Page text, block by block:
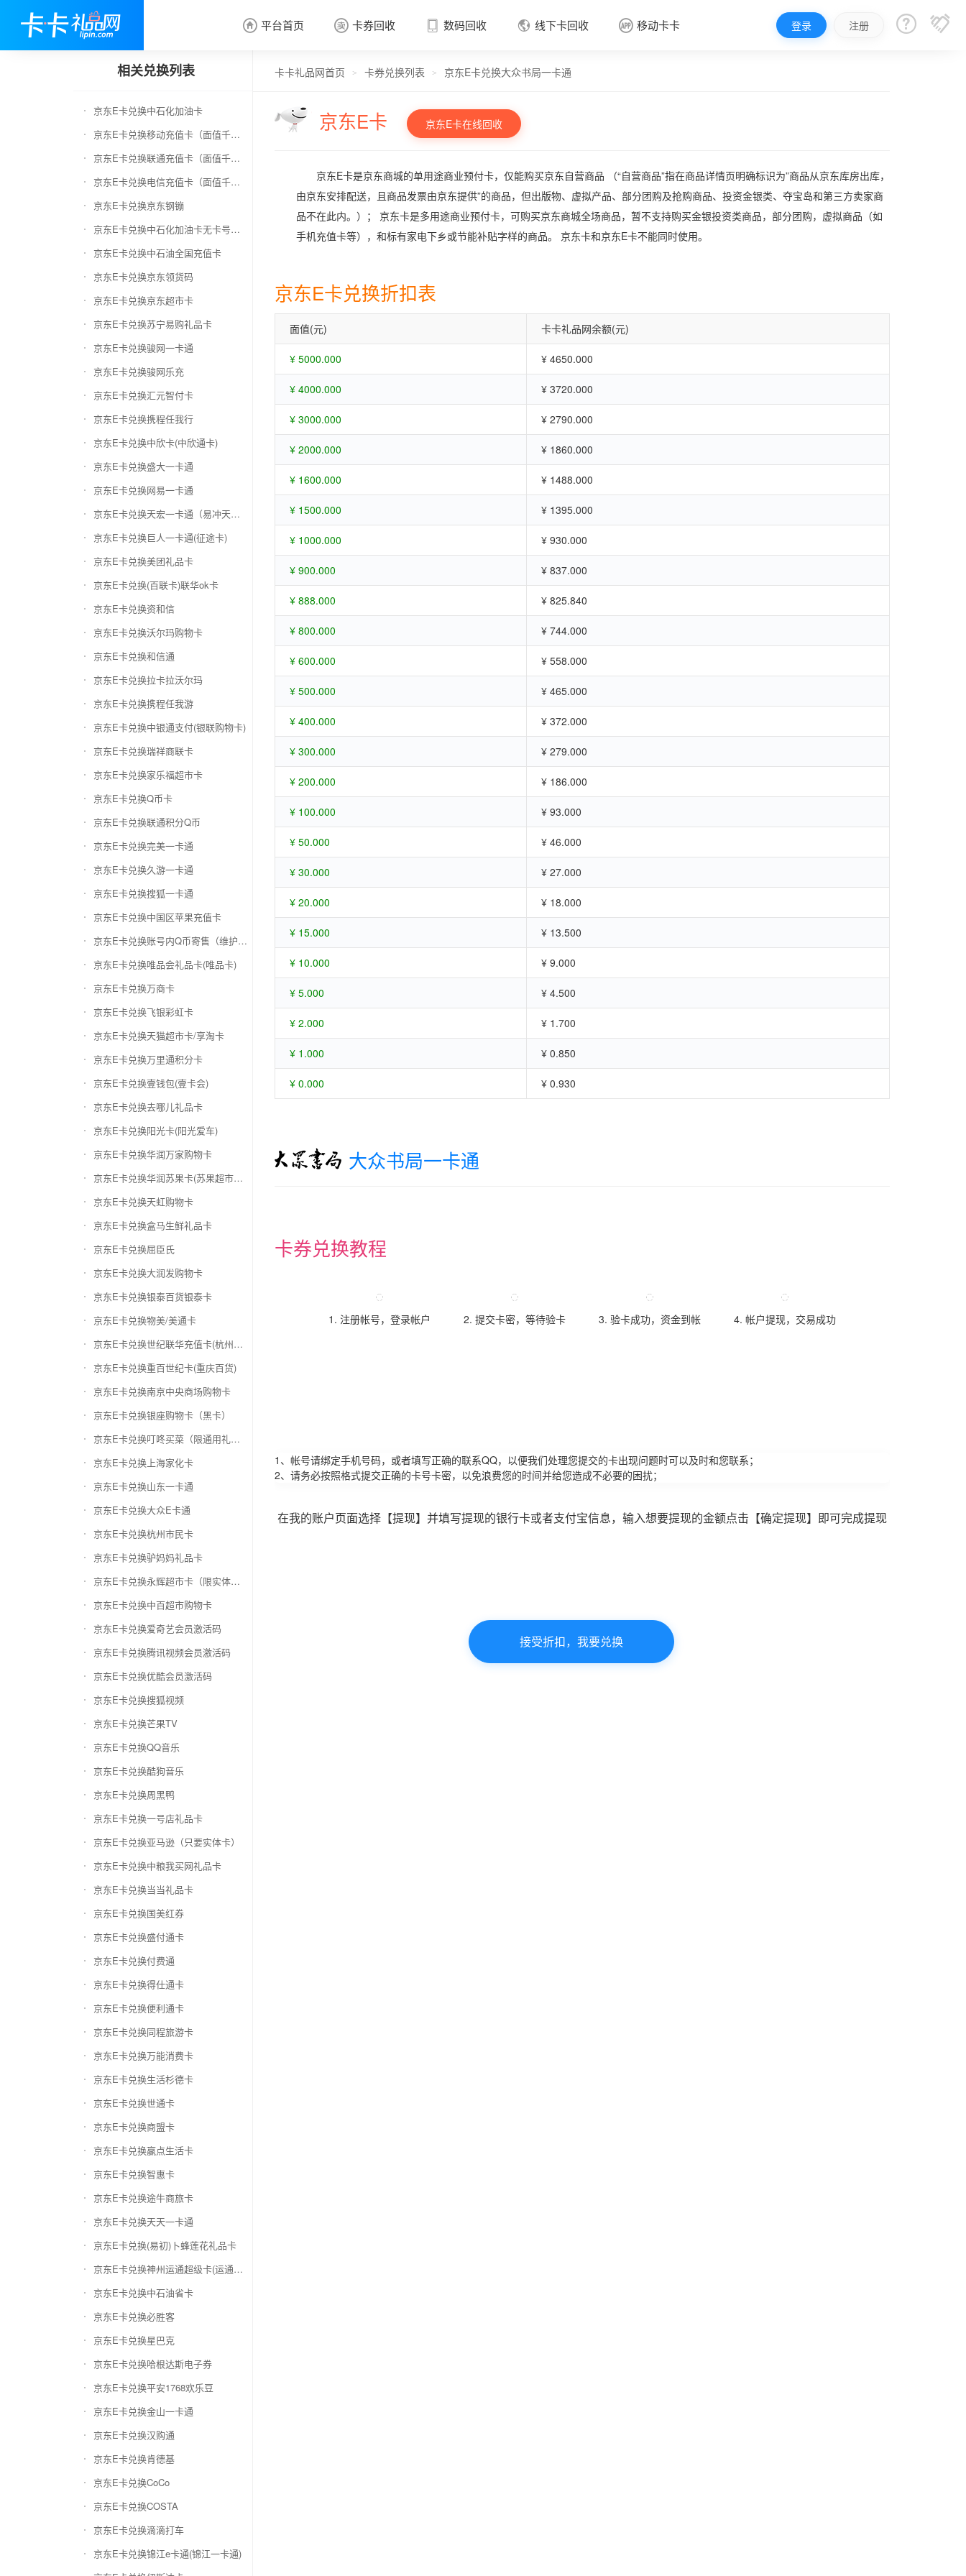
 平台首页  卡券回收
 卡券回收
 数码回收  线下卡回收  移动卡卡 登录 注册  
相关兑换列表
京东E卡兑换中石化加油卡
京东E卡兑换移动充值卡（面值千万别选错）
京东E卡兑换联通充值卡（面值千万别选错）
京东E卡兑换电信充值卡（面值千万别选错）
京东E卡兑换京东钢镚
京东E卡兑换中石化加油卡无卡号（面值千万别选错）
京东E卡兑换中石油全国充值卡
京东E卡兑换京东领货码
京东E卡兑换京东超市卡
京东E卡兑换苏宁易购礼品卡
京东E卡兑换骏网一卡通
京东E卡兑换骏网乐充
京东E卡兑换汇元智付卡
京东E卡兑换携程任我行
京东E卡兑换中欣卡(中欣通卡)
京东E卡兑换盛大一卡通
京东E卡兑换网易一卡通
京东E卡兑换天宏一卡通（易冲天宏卡）
京东E卡兑换巨人一卡通(征途卡)
京东E卡兑换美团礼品卡
京东E卡兑换(百联卡)联华ok卡
京东E卡兑换资和信
京东E卡兑换沃尔玛购物卡
京东E卡兑换和信通
京东E卡兑换拉卡拉沃尔玛
京东E卡兑换携程任我游
京东E卡兑换中银通支付(银联购物卡)
京东E卡兑换瑞祥商联卡
京东E卡兑换家乐福超市卡
京东E卡兑换Q币卡
京东E卡兑换联通积分Q币
京东E卡兑换完美一卡通
京东E卡兑换久游一卡通
京东E卡兑换搜狐一卡通
京东E卡兑换中国区苹果充值卡
京东E卡兑换账号内Q币寄售（维护中）
京东E卡兑换唯品会礼品卡(唯品卡)
京东E卡兑换万商卡
京东E卡兑换飞银彩虹卡
京东E卡兑换天猫超市卡/享淘卡
京东E卡兑换万里通积分卡
京东E卡兑换壹钱包(壹卡会)
京东E卡兑换去哪儿礼品卡
京东E卡兑换阳光卡(阳光爱车)
京东E卡兑换华润万家购物卡
京东E卡兑换华润苏果卡(苏果超市卡)（维护 请暂停提交）
京东E卡兑换天虹购物卡
京东E卡兑换盒马生鲜礼品卡
京东E卡兑换屈臣氏
京东E卡兑换大润发购物卡
京东E卡兑换银泰百货银泰卡
京东E卡兑换物美/美通卡
京东E卡兑换世纪联华充值卡(杭州联华)
京东E卡兑换重百世纪卡(重庆百货)
京东E卡兑换南京中央商场购物卡
京东E卡兑换银座购物卡（黑卡）
京东E卡兑换叮咚买菜（限通用礼品卡）
京东E卡兑换上海家化卡
京东E卡兑换山东一卡通
京东E卡兑换大众E卡通
京东E卡兑换杭州市民卡
京东E卡兑换驴妈妈礼品卡
京东E卡兑换永辉超市卡（限实体卡）
京东E卡兑换中百超市购物卡
京东E卡兑换爱奇艺会员激活码
京东E卡兑换腾讯视频会员激活码
京东E卡兑换优酷会员激活码
京东E卡兑换搜狐视频
京东E卡兑换芒果TV
京东E卡兑换QQ音乐
京东E卡兑换酷狗音乐
京东E卡兑换周黑鸭
京东E卡兑换一号店礼品卡
京东E卡兑换亚马逊（只要实体卡）
京东E卡兑换中粮我买网礼品卡
京东E卡兑换当当礼品卡
京东E卡兑换国美红券
京东E卡兑换盛付通卡
京东E卡兑换付费通
京东E卡兑换得仕通卡
京东E卡兑换便利通卡
京东E卡兑换同程旅游卡
京东E卡兑换万能消费卡
京东E卡兑换生活杉德卡
京东E卡兑换世通卡
京东E卡兑换商盟卡
京东E卡兑换赢点生活卡
京东E卡兑换智惠卡
京东E卡兑换途牛商旅卡
京东E卡兑换天天一卡通
京东E卡兑换(易初)卜蜂莲花礼品卡
京东E卡兑换神州运通超级卡(运通网购卡)
京东E卡兑换中石油省卡
京东E卡兑换必胜客
京东E卡兑换星巴克
京东E卡兑换哈根达斯电子券
京东E卡兑换平安1768欢乐豆
京东E卡兑换金山一卡通
京东E卡兑换汉购通
京东E卡兑换肯德基
京东E卡兑换CoCo
京东E卡兑换COSTA
京东E卡兑换滴滴打车
京东E卡兑换锦江e卡通(锦江一卡通)
卡卡礼品网首页 > 卡券兑换列表 > 京东E卡兑换大众书局一卡通
京东E卡 京东E卡在线回收
京东E卡是京东商城的单用途商业预付卡，仅能购买京东自营商品 （“自营商品”指在商品详情页明确标识为”商品从京东库房出库，
由京东安排配送，且商品发票由京东提供”的商品，但出版物、虚拟产品、部分团购及抢购商品、投资金银类、夺宝岛和第三方卖家商
品不在此内。）； 京东卡是多用途商业预付卡，可购买京东商城全场商品，暂不支持购买金银投资类商品，部分团购，虚拟商品（如
手机充值卡等），和标有家电下乡或节能补贴字样的商品。 京东卡和京东E卡不能同时使用。
京东E卡兑换折扣表
面值(元) 卡卡礼品网余额(元)
¥ 5000.000 ¥ 4650.000
¥ 4000.000 ¥ 3720.000
¥ 3000.000 ¥ 2790.000
¥ 2000.000 ¥ 1860.000
¥ 1600.000 ¥ 1488.000
¥ 1500.000 ¥ 1395.000
¥ 1000.000 ¥ 930.000
¥ 900.000 ¥ 837.000
¥ 888.000 ¥ 825.840
¥ 800.000 ¥ 744.000
¥ 600.000 ¥ 558.000
¥ 500.000 ¥ 465.000
¥ 400.000 ¥ 372.000
¥ 300.000 ¥ 279.000
¥ 200.000 ¥ 186.000
¥ 100.000 ¥ 93.000
¥ 50.000 ¥ 46.000
¥ 30.000 ¥ 27.000
¥ 20.000 ¥ 18.000
¥ 15.000 ¥ 13.500
¥ 10.000 ¥ 9.000
¥ 5.000 ¥ 4.500
¥ 2.000 ¥ 1.700
¥ 1.000 ¥ 0.850
¥ 0.000 ¥ 0.930
大众书局一卡通
卡券兑换教程
1. 注册帐号，登录帐户 2. 提交卡密，等待验卡 3. 验卡成功，资金到帐 4. 帐户提现，交易成功
1、帐号请绑定手机号码，或者填写正确的联系QQ，以便我们处理您提交的卡出现问题时可以及时和您联系；
2、请务必按照格式提交正确的卡号卡密，以免浪费您的时间并给您造成不必要的困扰；
在我的账户页面选择【提现】并填写提现的银行卡或者支付宝信息，输入想要提现的金额点击【确定提现】即可完成提现
接受折扣，我要兑换